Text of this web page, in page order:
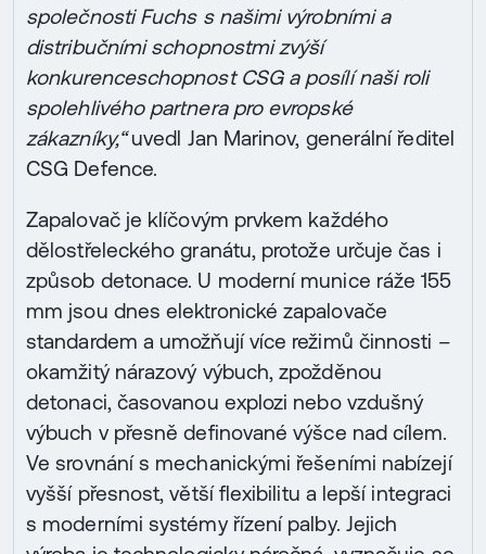
společnosti Fuchs s našimi výrobními a
distribučními schopnostmi zvýší
konkurenceschopnost CSG a posílí naši roli
spolehlivého partnera pro evropské
zákazníky,“uvedl Jan Marinov, generální ředitel
CSG Defence.
Zapalovač je klíčovým prvkem každého
dělostřeleckého granátu, protože určuje čas i
způsob detonace. U moderní munice ráže 155
mm jsou dnes elektronické zapalovače
standardem a umožňují více režimů činnosti –
okamžitý nárazový výbuch, zpožděnou
detonaci, časovanou explozi nebo vzdušný
výbuch v přesně definované výšce nad cílem.
Ve srovnání s mechanickými řešeními nabízejí
vyšší přesnost, větší flexibilitu a lepší integraci
s moderními systémy řízení palby. Jejich